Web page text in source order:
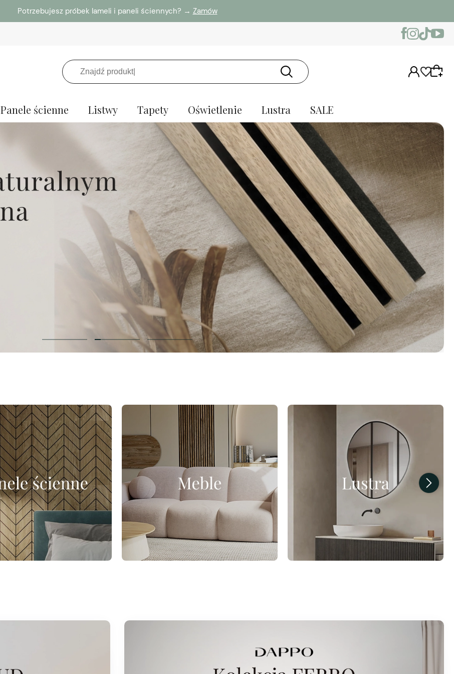
Potrzebujesz próbek lameli i paneli ściennych? → Zamów
Panele ścienne Listwy Tapety Oświetlenie Lustra SALE